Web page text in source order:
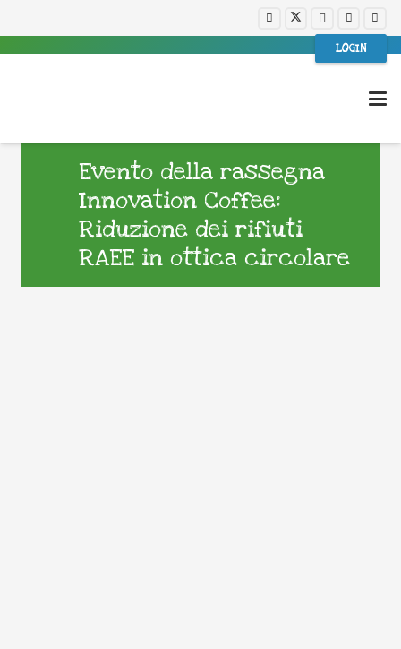
LOGIN
Evento della rassegna
Innovation Coffee:
Riduzione dei rifiuti
RAEE in ottica circolare